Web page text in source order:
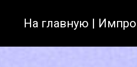
На главную |